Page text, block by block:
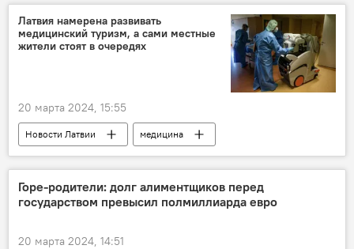
Украина
Минобороны РФ
военная операция
военная техника
ВСУ
Латвия намерена развивать
медицинский туризм, а сами местные
жители стоят в очередях
20 марта 2024, 15:55
Новости Латвии медицина
Горе-родители: долг алиментщиков перед
государством превысил полмиллиарда евро
20 марта 2024, 14:51